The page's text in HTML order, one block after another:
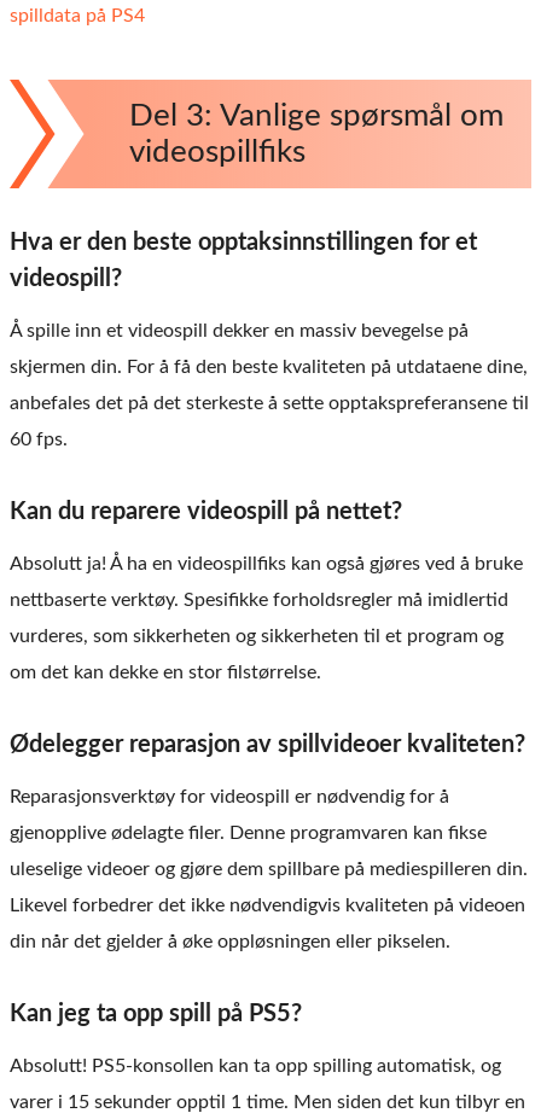
spilldata på PS4
Del 3: Vanlige spørsmål om
videospillfiks
Hva er den beste opptaksinnstillingen for et
videospill?
Å spille inn et videospill dekker en massiv bevegelse på
skjermen din. For å få den beste kvaliteten på utdataene dine,
anbefales det på det sterkeste å sette opptakspreferansene til
60 fps.
Kan du reparere videospill på nettet?
Absolutt ja! Å ha en videospillfiks kan også gjøres ved å bruke
nettbaserte verktøy. Spesifikke forholdsregler må imidlertid
vurderes, som sikkerheten og sikkerheten til et program og
om det kan dekke en stor filstørrelse.
Ødelegger reparasjon av spillvideoer kvaliteten?
Reparasjonsverktøy for videospill er nødvendig for å
gjenopplive ødelagte filer. Denne programvaren kan fikse
uleselige videoer og gjøre dem spillbare på mediespilleren din.
Likevel forbedrer det ikke nødvendigvis kvaliteten på videoen
din når det gjelder å øke oppløsningen eller pikselen.
Kan jeg ta opp spill på PS5?
Absolutt! PS5-konsollen kan ta opp spilling automatisk, og
varer i 15 sekunder opptil 1 time. Men siden det kun tilbyr en